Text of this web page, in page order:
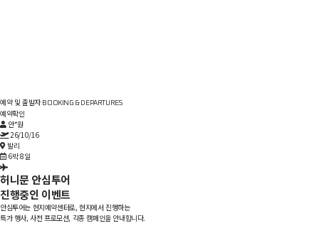
여행요금의 약 50%는 현지 도착 후 결제
만족도 보증 시스템
엄격한 현지투어와 일정관리로 만족도 보장
365일 24시간 고객센터
여행객의 불편함 없는 고객 관리 시스템
예약 및 출발자 BOOKING & DEPARTURES
예약확인
안*원
26/10/16
발리
6박 8일
허니문 안심투어
진행중인 이벤트
안심투어는 현지예약센터로, 현지에서 진행하는
특가 행사, 사전 프로모션, 각종 캠페인을 안내합니다.